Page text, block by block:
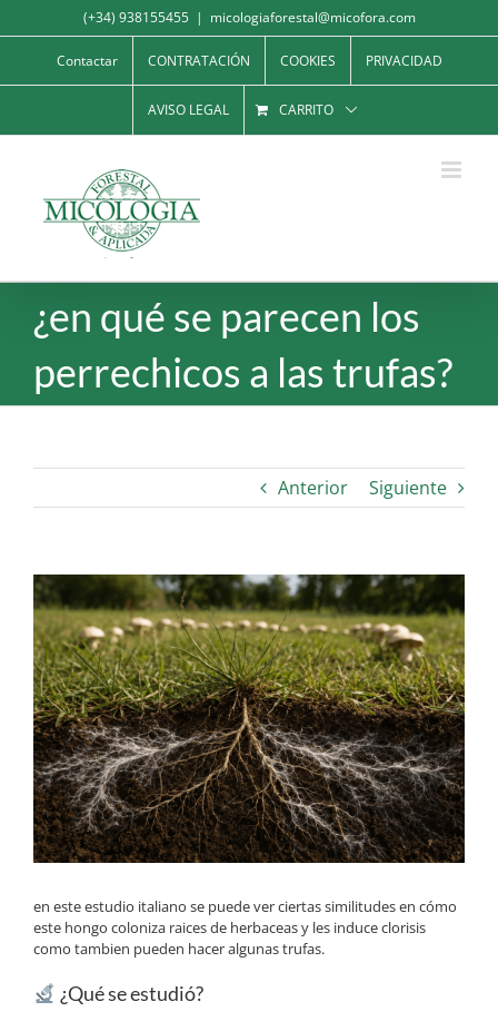
al
contenido
(+34) 938155455 | micologiaforestal@micofora.com
Contactar CONTRATACIÓN COOKIES PRIVACIDAD
AVISO LEGAL CARRITO
¿en qué se parecen los
perrechicos a las trufas?
Anterior Siguiente
Ver
imagen
más
grande
en este estudio italiano se puede ver ciertas similitudes en cómo
este hongo coloniza raices de herbaceas y les induce clorisis
como tambien pueden hacer algunas trufas.
¿Qué se estudió?